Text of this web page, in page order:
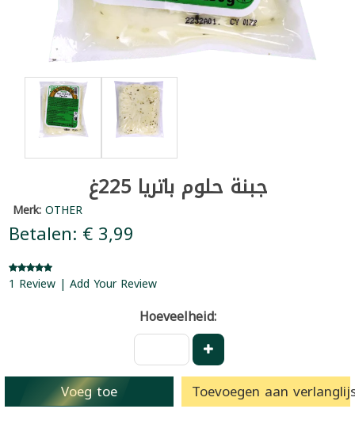
جبنة حلوم باتريا 225غ
Merk:OTHER
Betalen: € 3,99
1 Review | Add Your Review
Hoeveelheid:
Voeg toe Toevoegen aan